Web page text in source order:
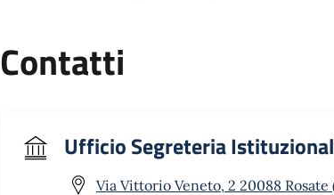
Contatti
Ufficio Segreteria
Via Vittorio Veneto, 2 20088 Rosate